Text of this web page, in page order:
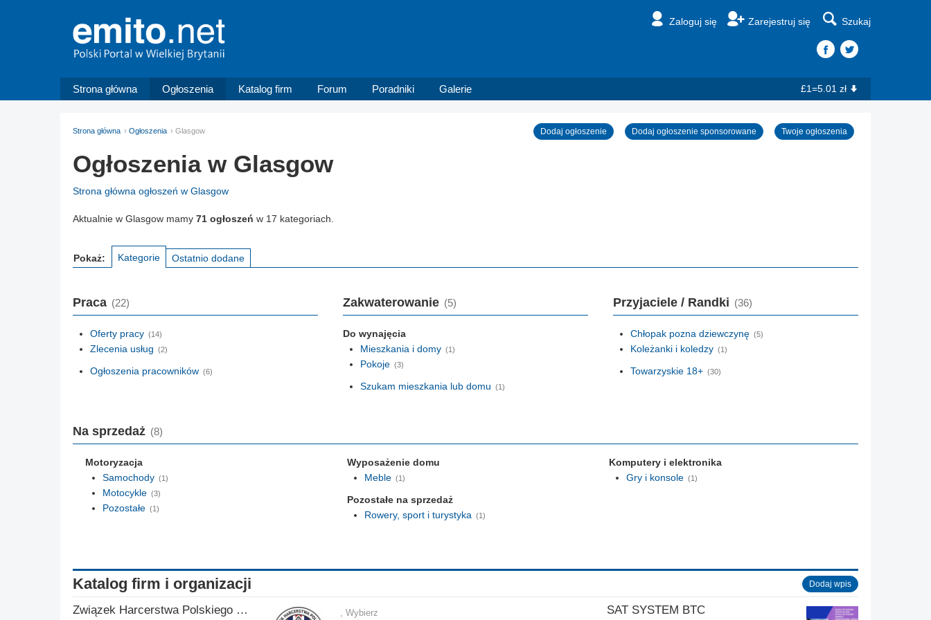
Zaloguj się Zarejestruj się Szukaj
Strona główna Ogłoszenia Katalog firm Forum Poradniki Galerie £1=5.01 zł
Strona główna Ogłoszenia Glasgow Dodaj ogłoszenie Dodaj ogłoszenie sponsorowane Twoje ogłoszenia
Ogłoszenia w Glasgow
Strona główna ogłoszeń w Glasgow
Aktualnie w Glasgow mamy 71 ogłoszeń w 17 kategoriach.
Pokaż: Kategorie Ostatnio dodane
Praca (22)
Oferty pracy (14)
Zlecenia usług (2)
Ogłoszenia pracowników (6)
Zakwaterowanie (5)
Do wynajęcia
Mieszkania i domy (1)
Pokoje (3)
Szukam mieszkania lub domu (1)
Przyjaciele / Randki (36)
Chłopak pozna dziewczynę (5)
Koleżanki i koledzy (1)
Towarzyskie 18+ (30)
Na sprzedaż (8)
Motoryzacja
Samochody (1)
Motocykle (3)
Pozostałe (1)
Wyposażenie domu
Meble (1)
Pozostałe na sprzedaż
Rowery, sport i turystyka (1)
Komputery i elektronika
Gry i konsole (1)
Katalog firm i organizacji Dodaj wpis
Związek Harcerstwa Polskiego w Wielkiej Brytanii , Wybierz SAT SYSTEM BTC